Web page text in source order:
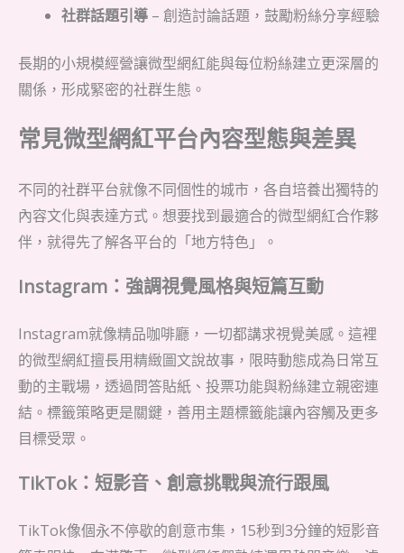
社群話題引導 – 創造討論話題，鼓勵粉絲分享經驗
長期的小規模經營讓微型網紅能與每位粉絲建立更深層的
關係，形成緊密的社群生態。
常見微型網紅平台內容型態與差異
不同的社群平台就像不同個性的城市，各自培養出獨特的
內容文化與表達方式。想要找到最適合的微型網紅合作夥
伴，就得先了解各平台的「地方特色」。
Instagram：強調視覺風格與短篇互動
Instagram就像精品咖啡廳，一切都講求視覺美感。這裡
的微型網紅擅長用精緻圖文說故事，限時動態成為日常互
動的主戰場，透過問答貼紙、投票功能與粉絲建立親密連
結。標籤策略更是關鍵，善用主題標籤能讓內容觸及更多
目標受眾。
TikTok：短影音、創意挑戰與流行跟風
TikTok像個永不停歇的創意市集，15秒到3分鐘的短影音